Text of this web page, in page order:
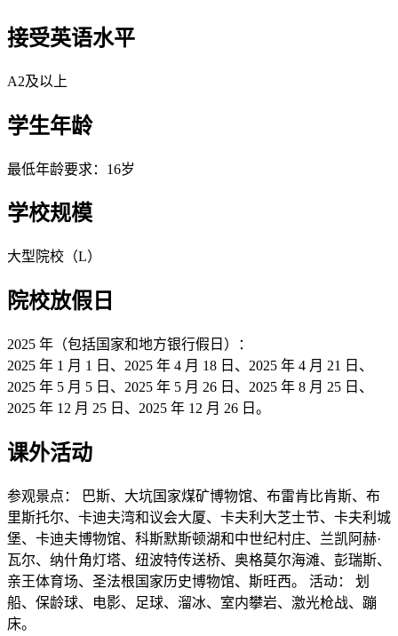
接受英语水平
A2及以上
学生年龄
最低年龄要求：16岁
学校规模
大型院校（L）
院校放假日
2025 年（包括国家和地方银行假日）：
2025 年 1 月 1 日、2025 年 4 月 18 日、2025 年 4 月 21 日、
2025 年 5 月 5 日、2025 年 5 月 26 日、2025 年 8 月 25 日、
2025 年 12 月 25 日、2025 年 12 月 26 日。
课外活动
参观景点： 巴斯、大坑国家煤矿博物馆、布雷肯比肯斯、布
里斯托尔、卡迪夫湾和议会大厦、卡夫利大芝士节、卡夫利城
堡、卡迪夫博物馆、科斯默斯顿湖和中世纪村庄、兰凯阿赫·
瓦尔、纳什角灯塔、纽波特传送桥、奥格莫尔海滩、彭瑞斯、
亲王体育场、圣法根国家历史博物馆、斯旺西。 活动： 划
船、保龄球、电影、足球、溜冰、室内攀岩、激光枪战、蹦
床。